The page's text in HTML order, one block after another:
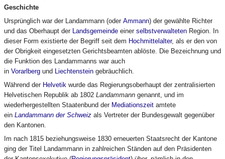
Geschichte
Ursprünglich war der Landammann (oder Ammann) der gewählte Richter
und das Oberhaupt der Landsgemeinde einer selbstverwalteten Region. In
dieser Form existierte der Begriff seit dem Hochmittelalter, als er den von
der Obrigkeit eingesetzten Gerichtsbeamten ablöste. Die Bezeichnung und
die Funktion des Landammanns war auch
in Vorarlberg und Liechtenstein gebräuchlich.
Während der Helvetik wurde das Regierungsoberhaupt der zentralisierten
Helvetischen Republik ab 1802 Landammann genannt, und im
wiederhergestellten Staatenbund der Mediationszeit amtete
ein Landammann der Schweiz als Vertreter der Bundesgewalt gegenüber
den Kantonen.
Im nach 1815 beziehungsweise 1830 erneuerten Staatsrecht der Kantone
ging der Titel Landammann in zahlreichen Ständen auf den Präsidenten